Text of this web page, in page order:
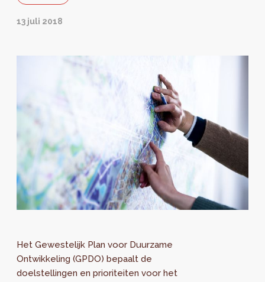
13 juli 2018
Het Gewestelijk Plan voor Duurzame
Ontwikkeling (GPDO) bepaalt de
doelstellingen en prioriteiten voor het